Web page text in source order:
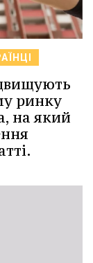
ринку
на який